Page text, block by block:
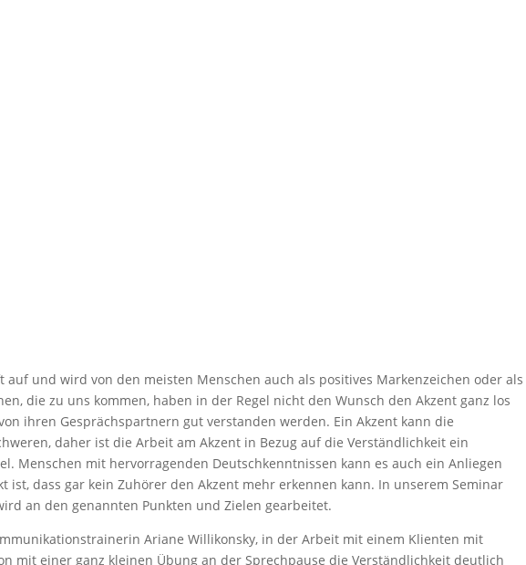
auf und wird von den meisten Menschen auch als positives Markenzeichen oder als
die zu uns kommen, haben in der Regel nicht den Wunsch den Akzent ganz los
ihren Gesprächspartnern gut verstanden werden. Ein Akzent kann die
daher ist die Arbeit am Akzent in Bezug auf die Verständlichkeit ein
Menschen mit hervorragenden Deutschkenntnissen kann es auch ein Anliegen
ist, dass gar kein Zuhörer den Akzent mehr erkennen kann. In unserem Seminar
an den genannten Punkten und Zielen gearbeitet.
Ariane Willikonsky, in der Arbeit mit einem Klienten mit
mit einer ganz kleinen Übung an der Sprechpause die Verständlichkeit deutlich